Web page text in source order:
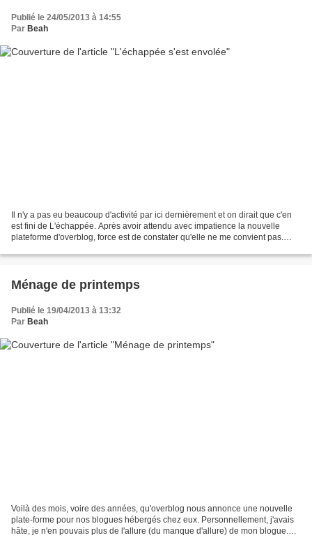
Publié le 24/05/2013 à 14:55
Par Beah
Il n'y a pas eu beaucoup d'activité par ici dernièrement et on dirait que c'en
est fini de L'échappée. Après avoir attendu avec impatience la nouvelle
plateforme d'overblog, force est de constater qu'elle ne me convient pas.
Ménage de printemps
Publié le 19/04/2013 à 13:32
Par Beah
Voilà des mois, voire des années, qu'overblog nous annonce une nouvelle
plate-forme pour nos blogues hébergés chez eux. Personnellement, j'avais
hâte, je n'en pouvais plus de l'allure (du manque d'allure) de mon blogue.